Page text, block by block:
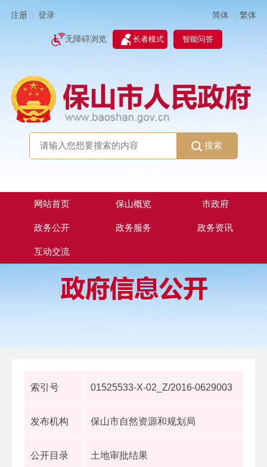
注册 登录 简体 | 繁体
无障碍浏览 长者模式 智能问答
搜索
网站首页 保山概览 市政府
政务公开 政务服务 政务资讯
互动交流
索引号 01525533-X-02_Z/2016-0629003
发布机构 保山市自然资源和规划局
公开目录 土地审批结果